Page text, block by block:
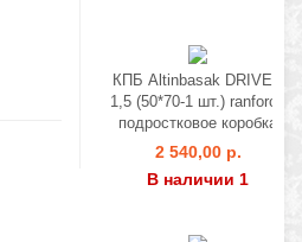
КПБ Altinbasak DRIVER
1,5 (50*70-1 шт.) ranforce
подростковое коробка
2 540,00 р.
В наличии 1